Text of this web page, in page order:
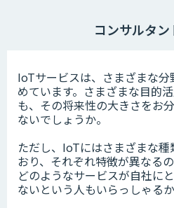
コンサルタ
IoTサービスは、さまざまな
めています。さまざまな目的
も、その将来性の大きさをお
ないでしょうか。
ただし、IoTにはさまざまな
おり、それぞれ特徴が異なる
どのようなサービスが自社に
ないという人もいらっしゃる